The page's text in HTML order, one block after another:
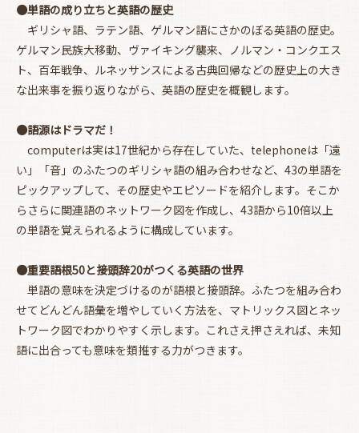
●単語の成り立ちと英語の歴史
ギリシャ語、ラテン語、ゲルマン語にさかのぼる英語の歴史。
ゲルマン民族大移動、ヴァイキング襲来、ノルマン・コンクエス
ト、百年戦争、ルネッサンスによる古典回帰などの歴史上の大き
な出来事を振り返りながら、英語の歴史を概観します。
●語源はドラマだ！
computerは実は17世紀から存在していた、telephoneは「遠
い」「音」のふたつのギリシャ語の組み合わせなど、43の単語を
ピックアップして、その歴史やエピソードを紹介します。そこか
らさらに関連語のネットワーク図を作成し、43語から10倍以上
の単語を覚えられるように構成しています。
●重要語根50と接頭辞20がつくる英語の世界
単語の意味を決定づけるのが語根と接頭辞。ふたつを組み合わ
せてどんどん語彙を増やしていく方法を、マトリックス図とネッ
トワーク図でわかりやすく示します。これさえ押さえれば、未知
語に出合っても意味を類推する力がつきます。